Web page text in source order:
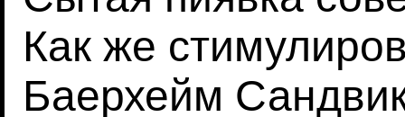
Как же
Баерхейм